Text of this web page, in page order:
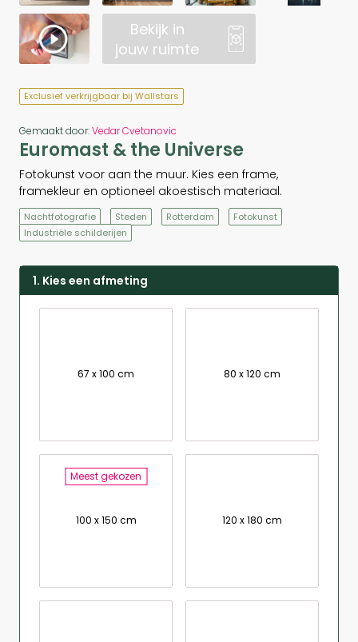
Bekijk in
jouw ruimte
Exclusief verkrijgbaar bij Wallstars
Gemaakt door:Vedar Cvetanovic
Euromast & the Universe
Fotokunst voor aan the muur. Kies een frame,
framekleur en optioneel akoestisch materiaal.
Nachtfotografie Steden Rotterdam
Fotokunst
Industriële schilderijen
1. Kies een afmeting
67 x 100 cm 80 x 120 cm
Meest gekozen
100 x 150 cm 120 x 180 cm